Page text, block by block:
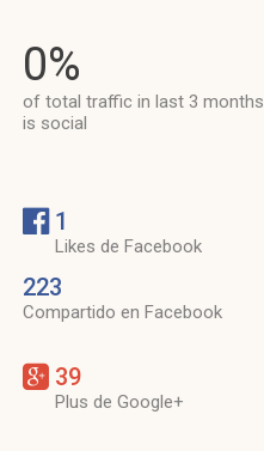
0%
of total traffic in last 3 months
is social
1
Likes de Facebook
223
Compartido en Facebook
39
Plus de Google+